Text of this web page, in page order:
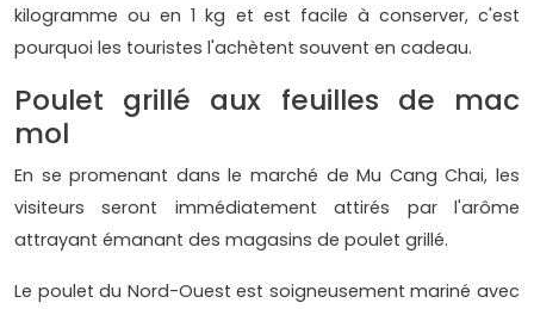
kilogramme ou en 1 kg et est facile à conserver, c'est
pourquoi les touristes l'achètent souvent en cadeau.
Poulet grillé aux feuilles de mac
mol
En se promenant dans le marché de Mu Cang Chai, les
visiteurs seront immédiatement attirés par l'arôme
attrayant émanant des magasins de poulet grillé.
Le poulet du Nord-Ouest est soigneusement mariné avec